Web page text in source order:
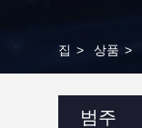
집 > 상품 >
범주